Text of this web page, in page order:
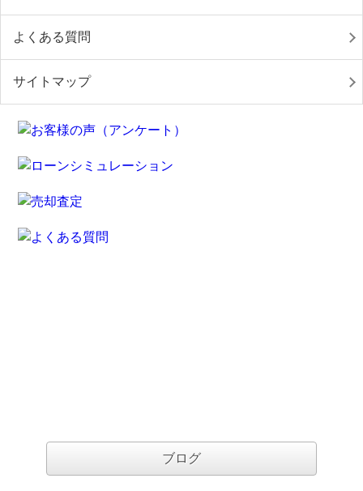
よくある質問
サイトマップ
ブログ